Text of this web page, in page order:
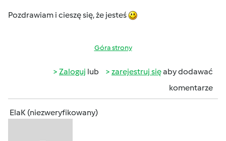
Pozdrawiam i cieszę się, że jesteś
Góra strony
Zaloguj lub zarejestruj sięaby dodawać
komentarze
ElaK (niezweryfikowany)